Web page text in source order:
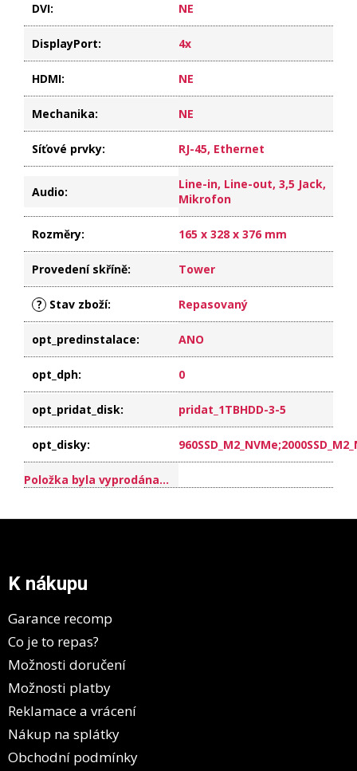
DVI: NE
DisplayPort: 4x
HDMI: NE
Mechanika: NE
Síťové prvky: RJ-45, Ethernet
Audio:
Line-in, Line-out, 3,5 Jack,
Mikrofon
Rozměry: 165 x 328 x 376 mm
Provedení skříně: Tower
? Stav zboží: Repasovaný
opt_predinstalace: ANO
opt_dph: 0
opt_pridat_disk: pridat_1TBHDD-3-5
opt_disky:
Položka byla vyprodána…
K nákupu
Garance recomp
Co je to repas?
Možnosti doručení
Možnosti platby
Reklamace a vrácení
Nákup na splátky
Obchodní podmínky